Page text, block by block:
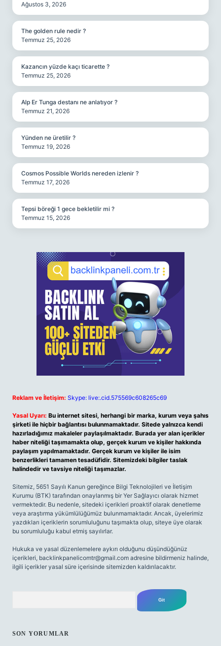
Ağustos 3, 2026
The golden rule nedir ?
Temmuz 25, 2026
Kazancın yüzde kaçı ticarette ?
Temmuz 25, 2026
Alp Er Tunga destanı ne anlatıyor ?
Temmuz 21, 2026
Yünden ne üretilir ?
Temmuz 19, 2026
Cosmos Possible Worlds nereden izlenir ?
Temmuz 17, 2026
Tepsi böreği 1 gece bekletilir mi ?
Temmuz 15, 2026
Reklam ve İletişim: Skype: live:.cid.575569c608265c69
Yasal Uyarı: Bu internet sitesi, herhangi bir marka, kurum veya şahıs
şirketi ile hiçbir bağlantısı bulunmamaktadır. Sitede yalnızca kendi
hazırladığımız makaleler paylaşılmaktadır. Burada yer alan içerikler
haber niteliği taşımamakta olup, gerçek kurum ve kişiler hakkında
paylaşım yapılmamaktadır. Gerçek kurum ve kişiler ile isim
benzerlikleri tamamen tesadüfidir. Sitemizdeki bilgiler taslak
halindedir ve tavsiye niteliği taşımazlar.
Sitemiz, 5651 Sayılı Kanun gereğince Bilgi Teknolojileri ve İletişim
Kurumu (BTK) tarafından onaylanmış bir Yer Sağlayıcı olarak hizmet
vermektedir. Bu nedenle, sitedeki içerikleri proaktif olarak denetleme
veya araştırma yükümlülüğümüz bulunmamaktadır. Ancak, üyelerimiz
yazdıkları içeriklerin sorumluluğunu taşımakta olup, siteye üye olarak
bu sorumluluğu kabul etmiş sayılırlar.
Hukuka ve yasal düzenlemelere aykırı olduğunu düşündüğünüz
içerikleri, backlinkpanelicomtr@gmail.com adresine bildirmeniz halinde,
ilgili içerikler yasal süre içerisinde sitemizden kaldırılacaktır.
SON YORUMLAR